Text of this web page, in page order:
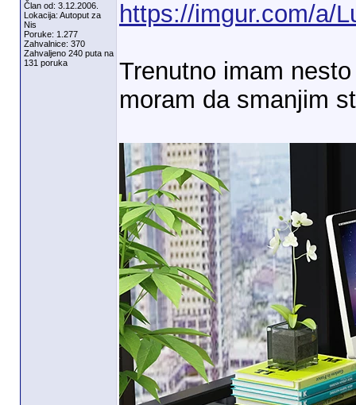
Član od: 3.12.2006.
Lokacija: Autoput za
Nis
Poruke: 1.277
Zahvalnice: 370
Zahvaljeno 240 puta na
131 poruka
https://imgur.com/a/
Trenutno imam
moram da smanjim